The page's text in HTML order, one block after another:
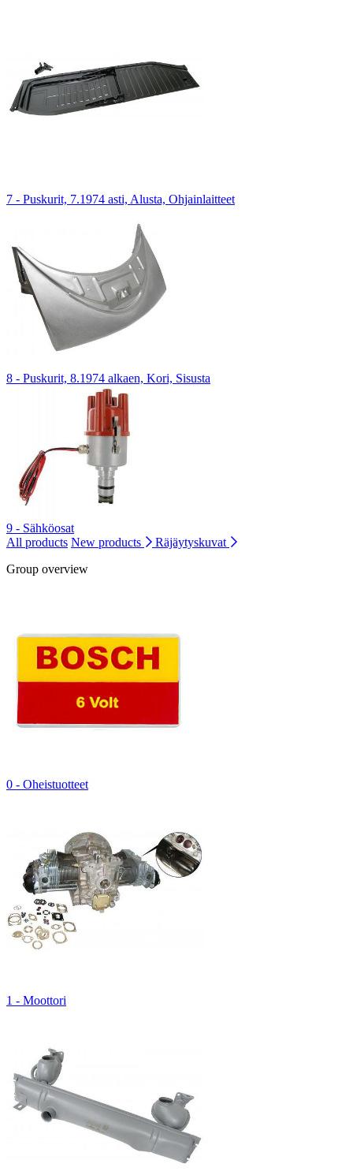
7 - Puskurit, 7.1974 asti, Alusta, Ohjainlaitteet
8 - Puskurit, 8.1974 alkaen, Kori, Sisusta
9 - Sähköosat
All products New products
Räjäytyskuvat
Group overview
0 - Oheistuotteet
1 - Moottori